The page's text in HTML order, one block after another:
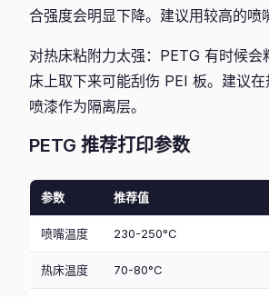
合强度会明显下降。建议用较高的喷
对热床粘附力太强：PETG 有时候会
床上取下来可能刮伤 PEI 板。建议
喷漆作为隔离层。
PETG 推荐打印参数
参数 推荐值
喷嘴温度 230-250°C
热床温度 70-80°C